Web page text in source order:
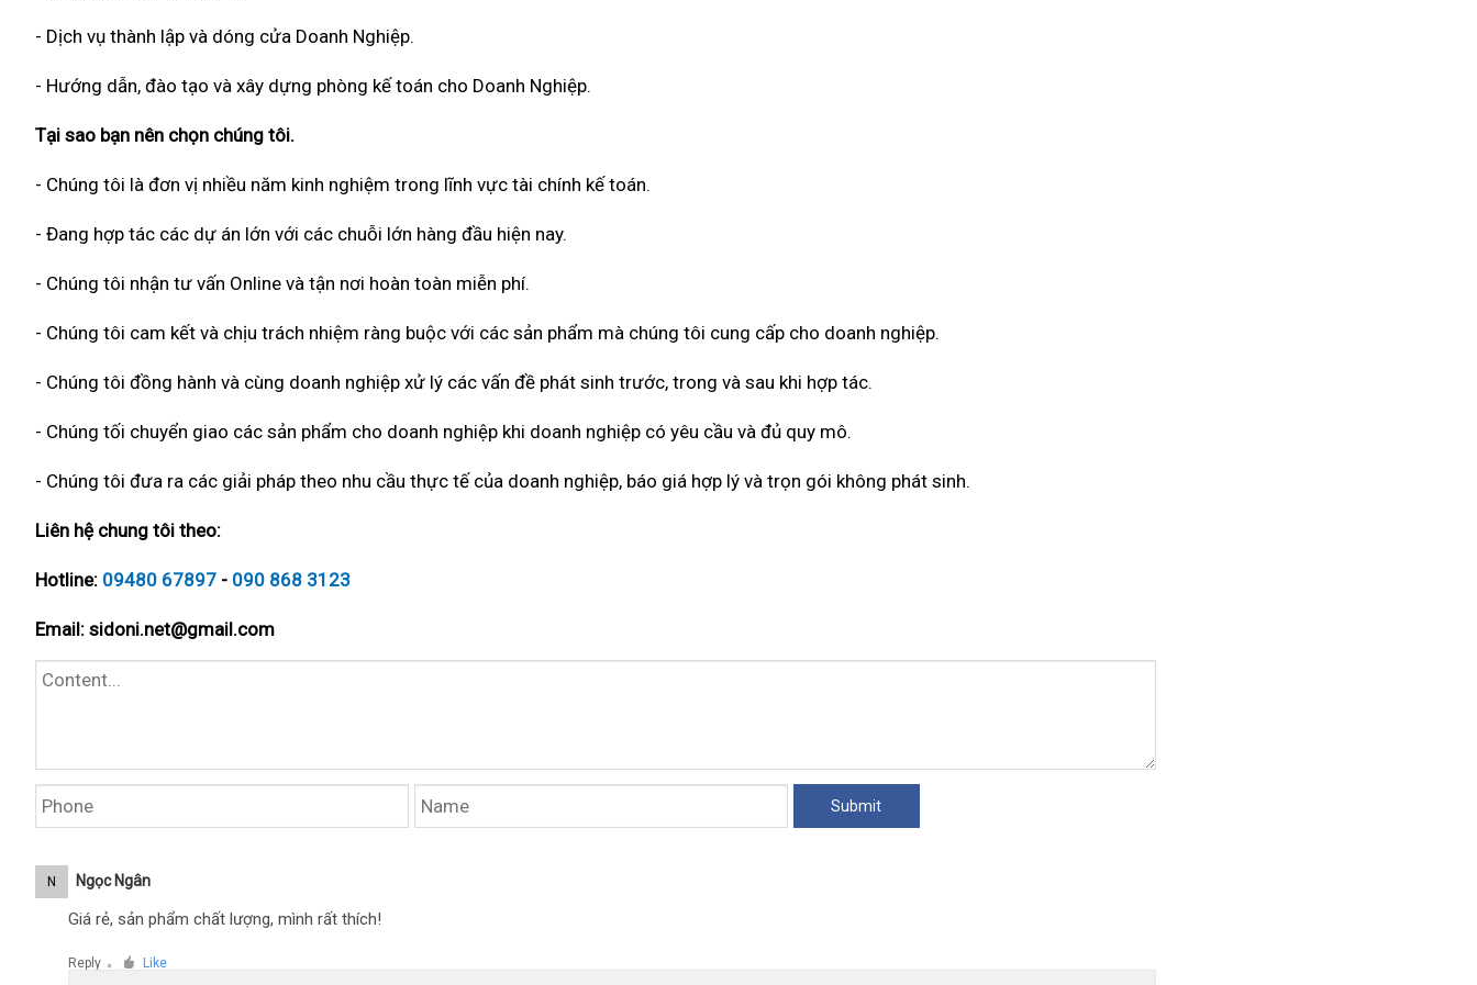
- Dịch vụ thành lập và dóng cửa Doanh Nghiệp.
- Hướng dẫn, đào tạo và xây dựng phòng kế toán cho Doanh Nghiệp.
Tại sao bạn nên chọn chúng tôi.
- Chúng tôi là đơn vị nhiều năm kinh nghiệm trong lĩnh vực tài chính kế toán.
- Đang hợp tác các dự án lớn với các chuỗi lớn hàng đầu hiện nay.
- Chúng tôi nhận tư vấn Online và tận nơi hoàn toàn miễn phí.
- Chúng tôi cam kết và chịu trách nhiệm ràng buộc với các sản phẩm mà chúng tôi cung cấp cho doanh nghiệp.
- Chúng tôi đồng hành và cùng doanh nghiệp xử lý các vấn đề phát sinh trước, trong và sau khi hợp tác.
- Chúng tối chuyển giao các sản phẩm cho doanh nghiệp khi doanh nghiệp có yêu cầu và đủ quy mô.
- Chúng tôi đưa ra các giải pháp theo nhu cầu thực tế của doanh nghiệp, báo giá hợp lý và trọn gói không phát sinh.
Liên hệ chung tôi theo:
Hotline: 09480 67897 - 090 868 3123
Email: sidoni.net@gmail.com
N Ngọc Ngân
Giá rẻ, sản phẩm chất lượng, mình rất thích!
Reply ● Like